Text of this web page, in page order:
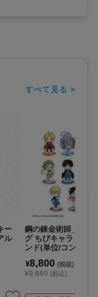
すべて見る >
ー
ル
鋼の錬金術師_トレ
グ ちびキャラ アク
ンド(単位/コンプリ
¥8,800 (税抜)
¥9,680 (税込)